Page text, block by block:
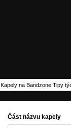
Kapely na Bandzone Tipy
Část názvu kapely